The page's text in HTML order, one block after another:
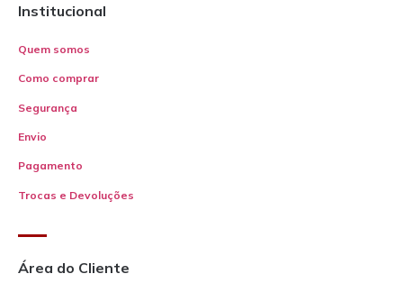
Institucional
Quem somos
Como comprar
Segurança
Envio
Pagamento
Trocas e Devoluções
Área do Cliente